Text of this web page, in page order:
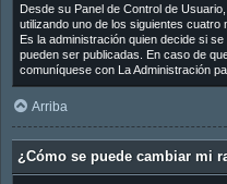
Desde su Panel de Control de
utilizando uno de los siguientes cuatro
Es la administración quien decide si
pueden ser publicadas. En caso de
comuníquese con La Administración
Arriba
¿Cómo se puede cambiar mi